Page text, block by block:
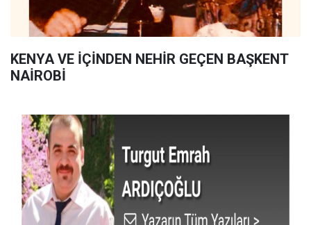
KENYA VE İÇİNDEN NEHİR GEÇEN BAŞKENT
NAİROBİ